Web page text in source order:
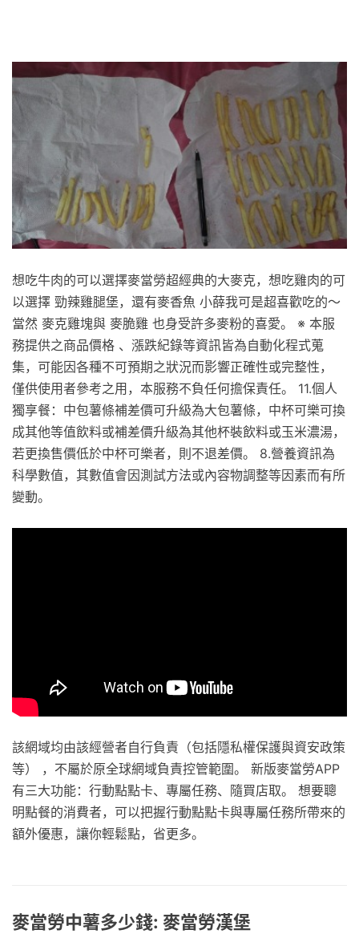
想吃牛肉的可以選擇麥當勞超經典的大麥克，想吃雞肉的可
以選擇 勁辣雞腿堡，還有麥香魚 小薛我可是超喜歡吃的～
當然 麥克雞塊與 麥脆雞 也身受許多麥粉的喜愛。 ※ 本服
務提供之商品價格 、漲跌紀錄等資訊皆為自動化程式蒐
集，可能因各種不可預期之狀況而影響正確性或完整性，
僅供使用者參考之用，本服務不負任何擔保責任。 11.個人
獨享餐：中包薯條補差價可升級為大包薯條，中杯可樂可換
成其他等值飲料或補差價升級為其他杯裝飲料或玉米濃湯，
若更換售價低於中杯可樂者，則不退差價。 8.營養資訊為
科學數值，其數值會因測試方法或內容物調整等因素而有所
變動。
該網域均由該經營者自行負責（包括隱私權保護與資安政策
等） ，不屬於原全球網域負責控管範圍。 新版麥當勞APP
有三大功能：行動點點卡、專屬任務、隨買店取。 想要聰
明點餐的消費者，可以把握行動點點卡與專屬任務所帶來的
額外優惠，讓你輕鬆點，省更多。
麥當勞中薯多少錢: 麥當勞漢堡